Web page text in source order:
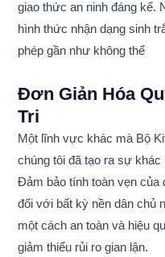
giao thức an ninh đáng kể.
hình thức nhận dạng sinh
phép gần như không thể
Đơn Giản Hóa
Tri
Một lĩnh vực khác mà Bộ
chúng tôi đã tạo ra sự
Đảm bảo tính toàn vẹn của
đối với bất kỳ nền dân chủ
một cách an toàn và hiệu
giảm thiểu rủi ro gian lận.